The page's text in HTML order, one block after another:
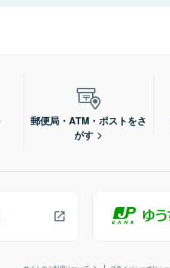
郵便局・ATM・ポストをさ
がす